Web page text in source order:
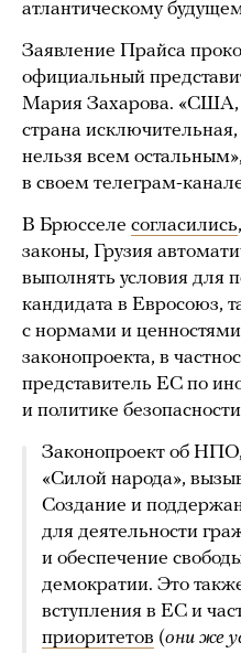
атлантическому
Заявление Прайса
официальный
Мария Захарова.
страна
нельзя всем
в своем телеграм-
В Брюсселе согласились
законы, Грузия
выполнять условия для
кандидата в Евросоюз,
с нормами и
законопроекта, в
представитель ЕС по
и политике
Законопроект об
«Силой народа»,
Создание и
для деятельности
и обеспечение
демократии. Это
вступления в ЕС и
приоритетов (они же